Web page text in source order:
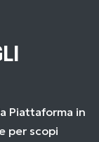
Piattaforma in
per scopi